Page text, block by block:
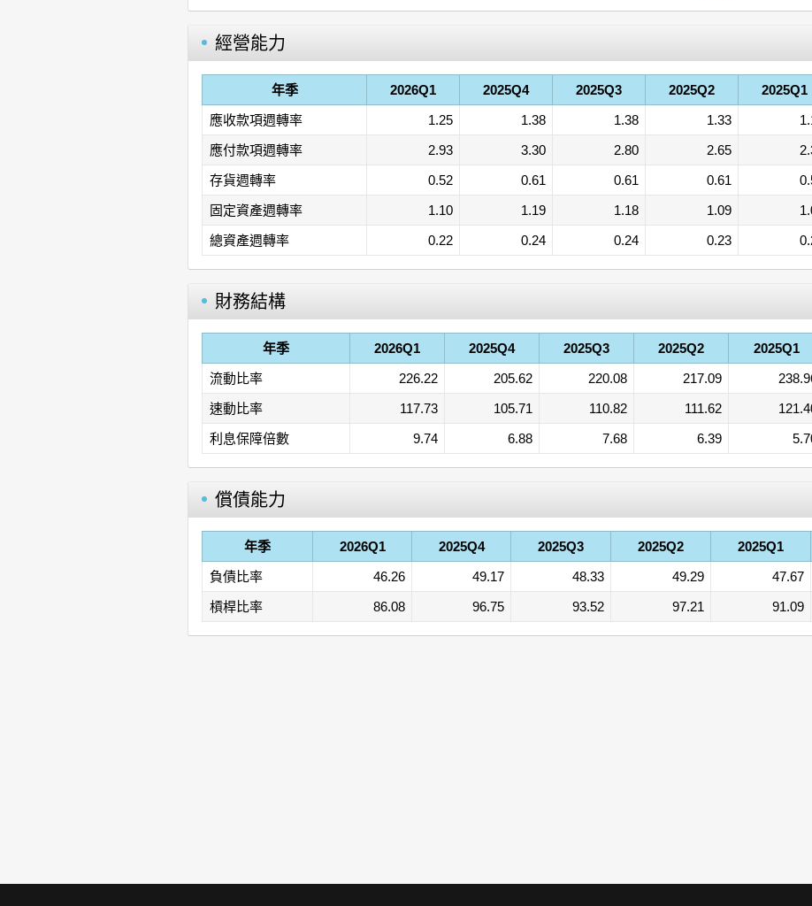
經營能力
年季 2026Q1 2025Q4 2025Q3 2025Q2 2025Q1
應收款項週轉率
1.25 1.38 1.38 1.33
應付款項週轉率
2.93 3.30 2.80 2.65
存貨週轉率
0.52 0.61 0.61 0.61
固定資產週轉率
1.10 1.19 1.18 1.09
總資產週轉率
0.22 0.24 0.24 0.23
財務結構
年季 2026Q1 2025Q4 2025Q3 2025Q2 2025Q1
流動比率
226.22 205.62 220.08 217.09
速動比率
117.73 105.71 110.82 111.62
利息保障倍數
9.74 6.88 7.68 6.39
償債能力
年季 2026Q1 2025Q4 2025Q3 2025Q2 2025Q1
負債比率
46.26 49.17 48.33 49.29 47.67
槓桿比率
86.08 96.75 93.52 97.21 91.09